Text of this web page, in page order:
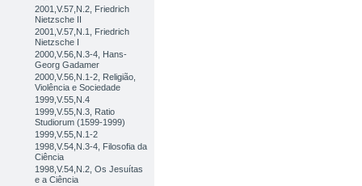
2001,V.57,N.2, Friedrich
Nietzsche II
2001,V.57,N.1, Friedrich
Nietzsche I
2000,V.56,N.3-4, Hans-
Georg Gadamer
2000,V.56,N.1-2, Religião,
Violência e Sociedade
1999,V.55,N.4
1999,V.55,N.3, Ratio
Studiorum (1599-1999)
1999,V.55,N.1-2
1998,V.54,N.3-4, Filosofia da
Ciência
1998,V.54,N.2, Os Jesuítas
e a Ciência